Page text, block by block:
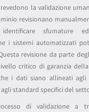
la validazione
revisionano
sfumature
i sistemi automatizzati
revisione da parte
critico di garanzia
i dati siano allineati agli
standard specifici del
di validazione a